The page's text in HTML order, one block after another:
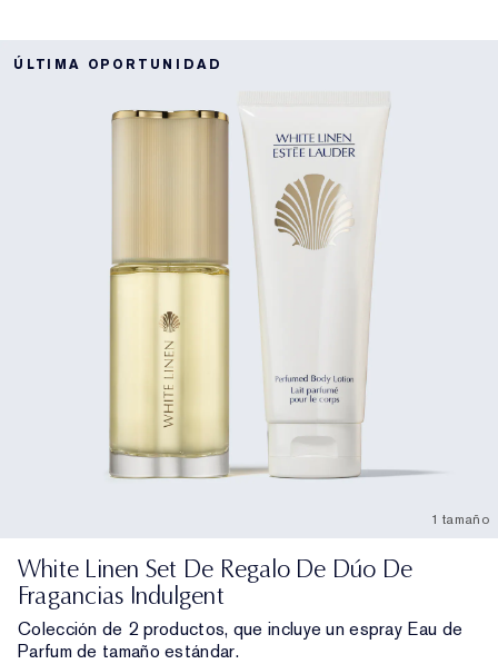
ÚLTIMA OPORTUNIDAD
1 tamaño
White Linen Set De Regalo De Dúo De
Fragancias Indulgent
Colección de 2 productos, que incluye un espray Eau de
Parfum de tamaño estándar.